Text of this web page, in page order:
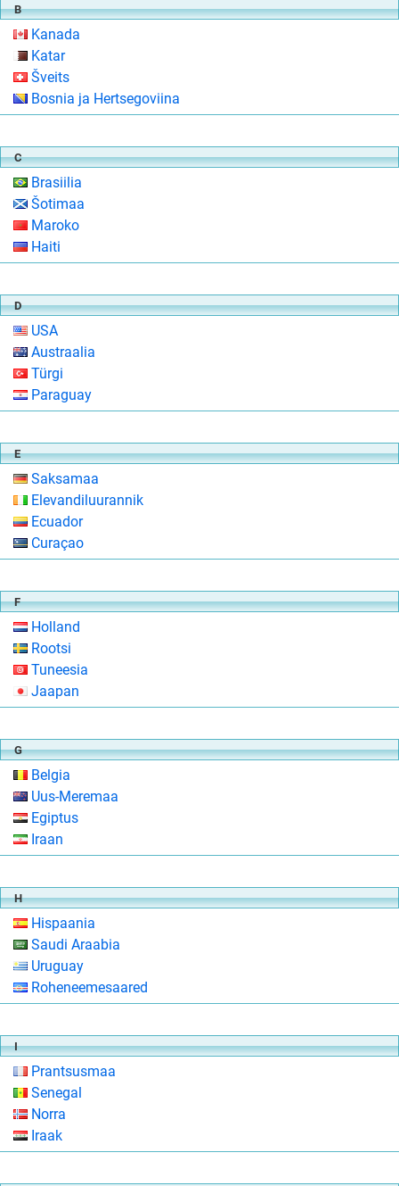
B
Kanada
Katar
Šveits
Bosnia ja Hertsegoviina
C
Brasiilia
Šotimaa
Maroko
Haiti
D
USA
Austraalia
Türgi
Paraguay
E
Saksamaa
Elevandiluurannik
Ecuador
Curaçao
F
Holland
Rootsi
Tuneesia
Jaapan
G
Belgia
Uus-Meremaa
Egiptus
Iraan
H
Hispaania
Saudi Araabia
Uruguay
Roheneemesaared
I
Prantsusmaa
Senegal
Norra
Iraak